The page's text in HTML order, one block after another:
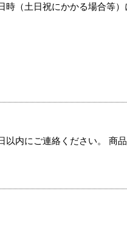
（土日祝にかかる場合等
内にご連絡ください。 商